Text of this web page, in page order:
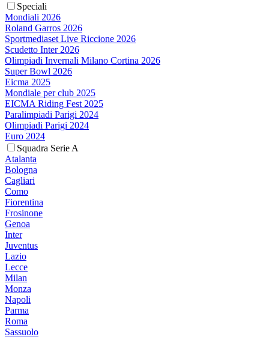
Speciali
Mondiali 2026
Roland Garros 2026
Sportmediaset Live Riccione 2026
Scudetto Inter 2026
Olimpiadi Invernali Milano Cortina 2026
Super Bowl 2026
Eicma 2025
Mondiale per club 2025
EICMA Riding Fest 2025
Paralimpiadi Parigi 2024
Olimpiadi Parigi 2024
Euro 2024
Squadra Serie A
Atalanta
Bologna
Cagliari
Como
Fiorentina
Frosinone
Genoa
Inter
Juventus
Lazio
Lecce
Milan
Monza
Napoli
Parma
Roma
Sassuolo